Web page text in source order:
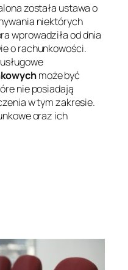
została ustawa o
niektórych
wprowadziła od dnia
o rachunkowości.
może być
nie posiadają
w tym zakresie.
oraz ich